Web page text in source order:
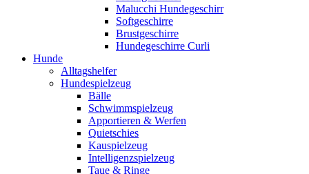
Malucchi Hundegeschirr
Softgeschirre
Brustgeschirre
Hundegeschirre Curli
Hunde
Alltagshelfer
Hundespielzeug
Bälle
Schwimmspielzeug
Apportieren & Werfen
Quietschies
Kauspielzeug
Intelligenzspielzeug
Taue & Ringe